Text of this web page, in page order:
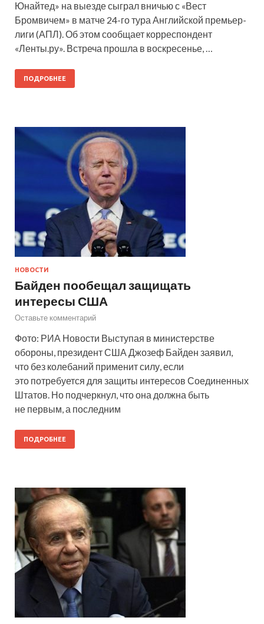
Юнайтед» на выезде сыграл вничью с «Вест
Бромвичем» в матче 24-го тура Английской премьер-
лиги (АПЛ). Об этом сообщает корреспондент
«Ленты.ру». Встреча прошла в воскресенье, …
ПОДРОБНЕЕ
НОВОСТИ
Байден пообещал защищать
интересы США
Оставьте комментарий
Фото: РИА Новости Выступая в министерстве
обороны, президент США Джозеф Байден заявил,
что без колебаний применит силу, если
это потребуется для защиты интересов Соединенных
Штатов. Но подчеркнул, что она должна быть
не первым, а последним
ПОДРОБНЕЕ